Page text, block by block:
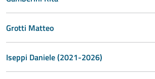
Grotti Matteo
Iseppi Daniele (2021-2026)